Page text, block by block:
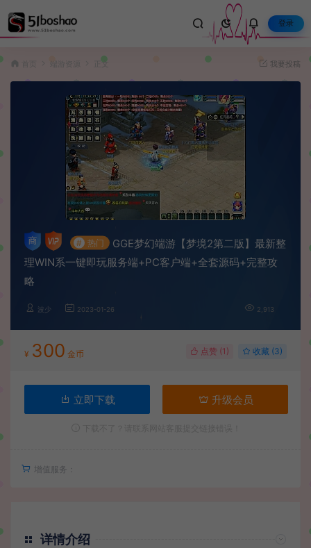
登录
端游资源 正文 我要投稿
# 热门
GGE梦幻端游【梦境2第二版】最新整
理WIN系一键即玩服务端+PC客户端+全套源码+完整攻
略
波少 2023-01-26 2,913
¥ 300 金币 点赞 (1 ) 收藏 (3)
立即下载 升级会员
增值服务：
详情介绍